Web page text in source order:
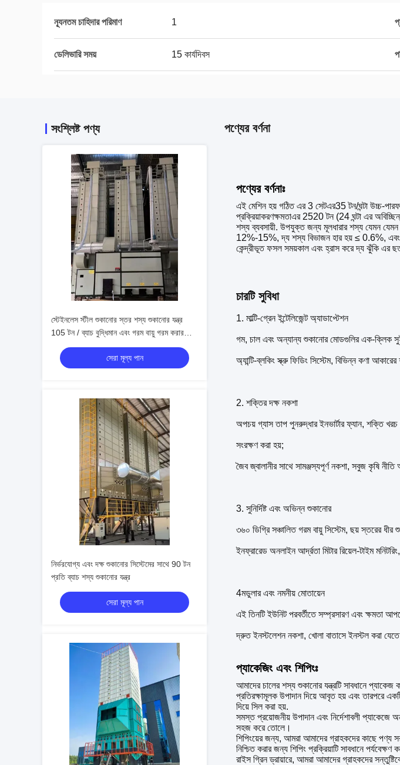
ন্যূনতম চাহিদার পরিমাণ 1
ডেলিভারি সময় 15 কার্যদিবস
সংশ্লিষ্ট পণ্য
স্টেইনলেস স্টীল শুকানোর স্তর শস্য শুকানোর যন্ত্র
105 টন / ব্যাচ বুদ্ধিমান এবং গরম বায়ু গরম করার
পদ্ধতি
সেরা মূল্য পান
নির্ভরযোগ্য এবং দক্ষ শুকানোর সিস্টেমের সাথে 90 টন
প্রতি ব্যাচ শস্য শুকানোর যন্ত্র
সেরা মূল্য পান
পণ্যের বর্ণনা
পণ্যের বর্ণনাঃ
এই মেশিন হয় গঠিত এর 3 সেটএর35 টন/ঘন্টা উচ্চ-
প্রক্রিয়াকরণক্ষমতাএর 2520 টন (24 ঘন্টা এর
শস্য ব্যবসায়ী. উপযুক্ত জন্য মূলধারার শস্য যেমন যেমন
12%-15%, দ্য শস্য বিভাজন হার হয় ≤ 0.6%, এবং
কেন্দ্রীভূত ফসল সময়কাল এবং হ্রাস করে দ্য ঝুঁকি এর
চারটি সুবিধা
1. মাল্টি-গ্রেন ইন্টেলিজেন্ট অ্যাডাপ্টেশন
গম, চাল এবং অন্যান্য শুকানোর মোডগুলির এক-ক্লিক
অ্যান্টি-ব্লকিং স্ক্রু ফিডিং সিস্টেম, বিভিন্ন কণা
2. শক্তির দক্ষ নকশা
অপচয় গ্যাস তাপ পুনরুদ্ধার ইনভার্টার ফ্যান, শক্তি
সংরক্ষণ করা হয়;
জৈব জ্বালানীর সাথে সামঞ্জস্যপূর্ণ নকশা, সবুজ কৃষি
3. সুনির্দিষ্ট এবং অভিন্ন শুকানোর
৩৬০ ডিগ্রি সঞ্চালিত গরম বায়ু সিস্টেম, ছয় স্তরের ধীর
ইনফ্রারেড অনলাইন আর্দ্রতা মিটার রিয়েল-টাইম
4মডুলার এবং নমনীয় মোতায়েন
এই তিনটি ইউনিট পরবর্তীতে সম্প্রসারণ এবং ক্ষমতা
দ্রুত ইনস্টলেশন নকশা, খোলা বাতাসে ইনস্টল করা যেতে
প্যাকেজিং এবং শিপিংঃ
আমাদের চালের শস্য শুকানোর যন্ত্রটি সাবধানে প্যাকেজ
প্রতিরক্ষামূলক উপাদান দিয়ে আবৃত হয় এবং তারপরে
দিয়ে সিল করা হয়.
সমস্ত প্রয়োজনীয় উপাদান এবং নির্দেশাবলী প্যাকেজে
সহজ করে তোলে।
শিপিংয়ের জন্য, আমরা আমাদের গ্রাহকদের কাছে পণ্য
নিশ্চিত করার জন্য শিপিং প্রক্রিয়াটি সাবধানে
রাইস গ্রিন ড্রায়ারে, আমরা আমাদের গ্রাহকদের